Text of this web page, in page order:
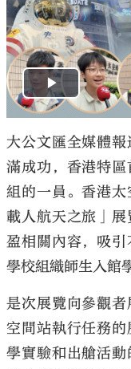
大公文匯全媒體
滿成功，香港特
組的一員。香港
載人航天之旅」
盈相關內容，吸
學校組織師生入館
是次展覽向參觀
空間站執行任務
學實驗和出艙活